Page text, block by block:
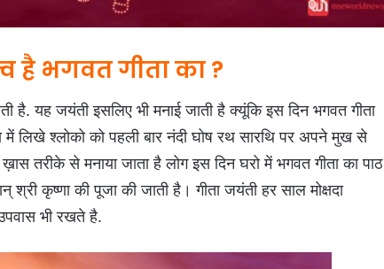
है भगवत गीता का ?
है. यह जयंती इसलिए भी मनाई जाती है क्यूंकि इस दिन भगवत गीता
लिखे श्लोको को पहली बार नंदी घोष रथ सारथि पर अपने मुख से
तरीके से मनाया जाता है लोग इस दिन घरो में भगवत गीता का पाठ
कृष्णा की पूजा की जाती है। गीता जयंती हर साल मोक्षदा
भी रखते है.